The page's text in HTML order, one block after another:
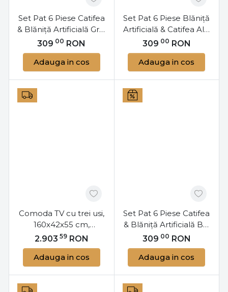
Set Pat 6 Piese Catifea
& Blăniță Artificială Gri |
Pilota Dublă
Reversibilă | Jo-Jo
Home
309 00 RON
Adauga in cos
Set Pat 6 Piese Blăniță
Artificială & Catifea Alb
| Pilota Dublă
Reversibilă | Jo-Jo
Home
309 00 RON
Adauga in cos
Comoda TV cu trei usi,
160x42x55 cm,
Garwood, Bizzotto
2.903 59 RON
Adauga in cos
Set Pat 6 Piese Catifea
& Blăniță Artificială Bej
| Pilota Dublă
Reversibilă | Jo-Jo
Home
309 00 RON
Adauga in cos